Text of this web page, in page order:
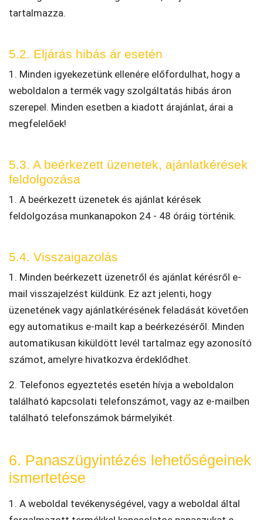
tartalmazza.
5.2. Eljárás hibás ár esetén
1. Minden igyekezetünk ellenére előfordulhat, hogy a
weboldalon a termék vagy szolgáltatás hibás áron
szerepel. Minden esetben a kiadott árajánlat, árai a
megfelelőek!
5.3. A beérkezett üzenetek, ajánlatkérések
feldolgozása
1. A beérkezett üzenetek és ajánlat kérések
feldolgozása munkanapokon 24 - 48 óráig történik.
5.4. Visszaigazolás
1. Minden beérkezett üzenetről és ajánlat kérésről e-
mail visszajelzést küldünk. Ez azt jelenti, hogy
üzenetének vagy ajánlatkérésének feladását követően
egy automatikus e-mailt kap a beérkezéséről. Minden
automatikusan kiküldött levél tartalmaz egy azonosító
számot, amelyre hivatkozva érdeklődhet.
2. Telefonos egyeztetés esetén hívja a weboldalon
található kapcsolati telefonszámot, vagy az e-mailben
található telefonszámok bármelyikét.
6. Panaszügyintézés lehetőségeinek
ismertetése
1. A weboldal tevékenységével, vagy a weboldal által